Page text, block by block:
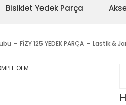
Bisiklet Yedek Parça
FİZY 125 YEDEK PARÇA Lastik &